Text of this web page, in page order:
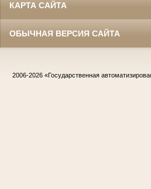
КАРТА САЙТА
ОБЫЧНАЯ ВЕРСИЯ САЙТА
2006-2026 «Государственная